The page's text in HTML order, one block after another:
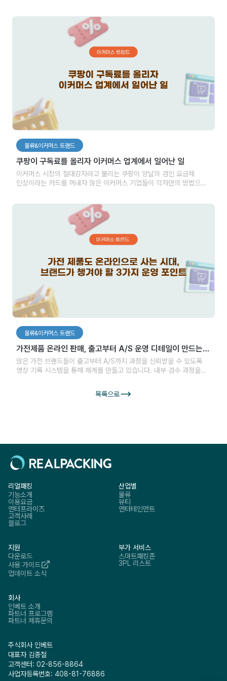
행위를 하지 않아도 스캐너가 QR코드를 인식하면 자동으로 촬영이
시작되고 종료되면서 리얼패킹이 작동되는 원리입니다.
물류&이커머스 트랜드
쿠팡이 구독료를 올리자 이커머스 업계에서 일어난 일
이커머스 시장의 절대강자라고 불리는 쿠팡이 양날의 검인 요금제
인상이라는 카드를 꺼내자 많은 이커머스 기업들이 각자만의 방법으로
물류&이커머스 트랜드
가전제품 온라인 판매, 출고부터 A/S 운영 디테일이 만드는
변화
많은 가전 브랜드들이 출고부터 A/S까지 과정을 신뢰받을 수 있도록
영상 기록 시스템을 통해 체계를 만들고 있습니다. 내부 검수 과정을
과정에서부터 신뢰를 쌓는 방식으로 나아가고 있습니다. 보여주는
목록으로
리얼패킹
기능소개
이용요금
엔터프라이즈
고객사례
블로그
산업별
물류
뷰티
엔터테인먼트
지원
다운로드
사용 가이드
업데이트 소식
부가 서비스
스마트패킹존
3PL 리스트
회사
인베트 소개
파트너 프로그램
파트너 제휴문의
주식회사 인베트
대표자 김종철
고객센터: 02-856-8864
사업자등록번호: 408-81-76886